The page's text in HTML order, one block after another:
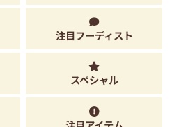
注目フーディスト
スペシャル